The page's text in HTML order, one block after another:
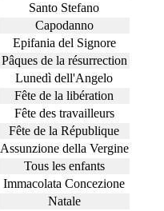
Santo Stefano
Capodanno
Epifania del Signore
Pâques de la résurrection
Lunedì dell'Angelo
Fête de la libération
Fête des travailleurs
Fête de la République
Assunzione della Vergine
Tous les enfants
Immacolata Concezione
Natale